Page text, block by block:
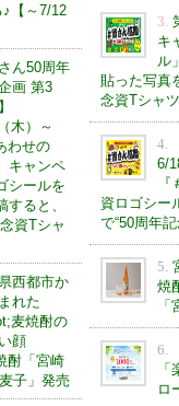
♪【～7/12
さん50周年
画 第3
木）～
わせの
キャンペ
シールを
ると、
資Tシャ
西都市か
れた
麦焼酎の
顔
酎「宮崎
子」発売
3.
キ
ル
貼った写真
念資Tシャ
4.
6/
資ロゴシー
で“50周年
5.
焼
6.
ロ